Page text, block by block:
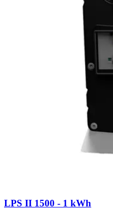
LPS II 1500 - 1 kWh